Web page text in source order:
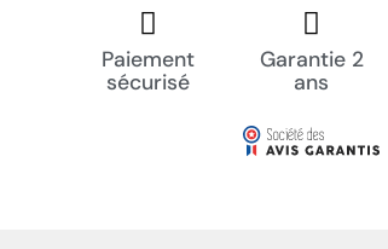
Paiement
sécurisé
Garantie 2
ans